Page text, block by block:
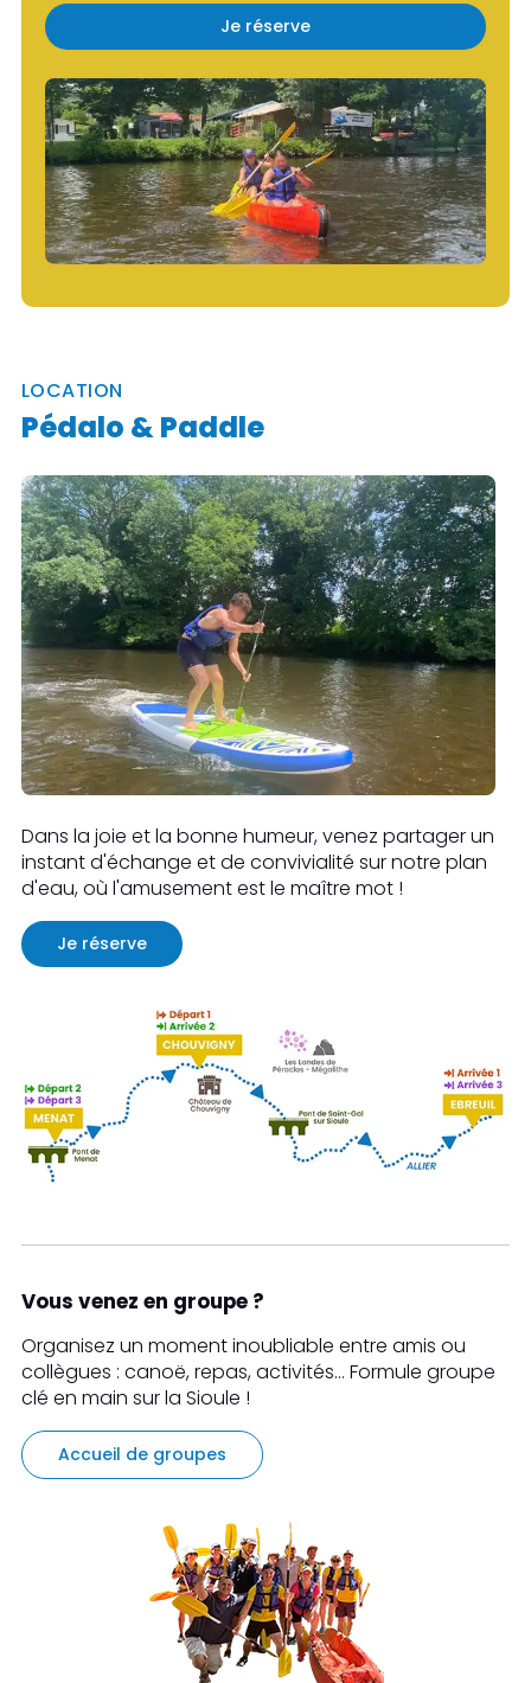
Je réserve
LOCATION
Pédalo & Paddle
Dans la joie et la bonne humeur, venez partager un
instant d'échange et de convivialité sur notre plan
d'eau, où l'amusement est le maître mot !
Je réserve
Vous venez en groupe ?
Organisez un moment inoubliable entre amis ou
collègues : canoë, repas, activités… Formule groupe
clé en main sur la Sioule !
Accueil de groupes